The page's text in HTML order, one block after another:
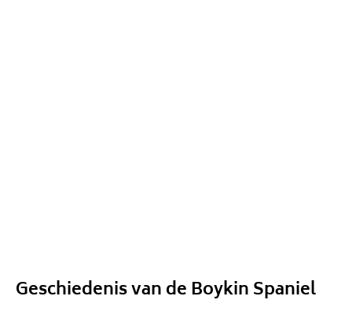
Geschiedenis van de Boykin Spaniel